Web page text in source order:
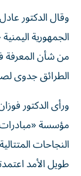
وقال الدكتور
الجمهورية
من شأن المعرفة
الطرائق جدوى
ورأى الدكتور
مؤسسة
النجاحات
طويل الأمد